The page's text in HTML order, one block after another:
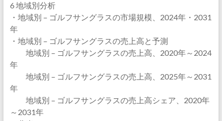
6 地域別分析
・地域別 – ゴルフサングラスの市場規模、2024年・2031
年
・地域別 – ゴルフサングラスの売上高と予測
地域別 – ゴルフサングラスの売上高、2020年～2024
年
地域別 – ゴルフサングラスの売上高、2025年～2031
年
地域別 – ゴルフサングラスの売上高シェア、2020年
～2031年